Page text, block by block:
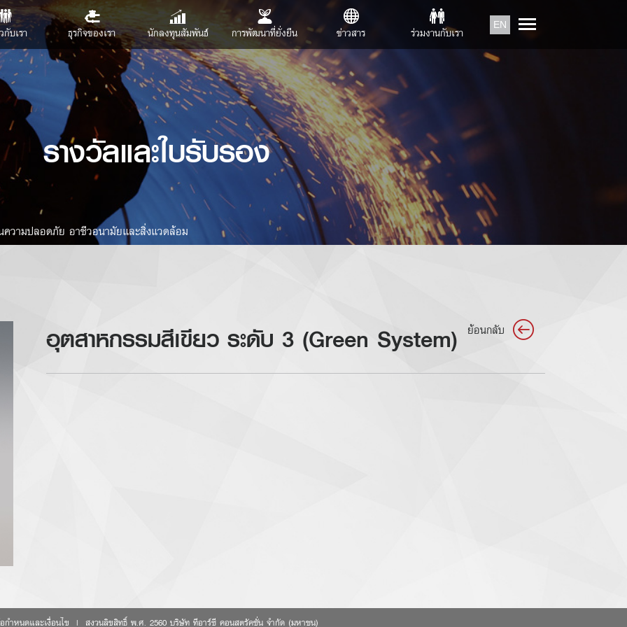
กับเรา ธุรกิจของเรา นักลงทุนสัมพันธ์ การพัฒนาที่ยั่งยืน ข่าวสาร ร่วมงานกับเรา
EN
รางวัลและใบรับรอง
ความปลอดภัย อาชีวอนามัยและสิ่งแวดล้อม
ย้อนกลับ
อุตสาหกรรมสีเขียว ระดับ 3 (Green System)
กำหนดและเงื่อนไข | สงวนลิขสิทธิ์ พ.ศ. 2560 บริษัท ทีอาร์ซี คอนสตรัคชั่น จำกัด (มหาชน)